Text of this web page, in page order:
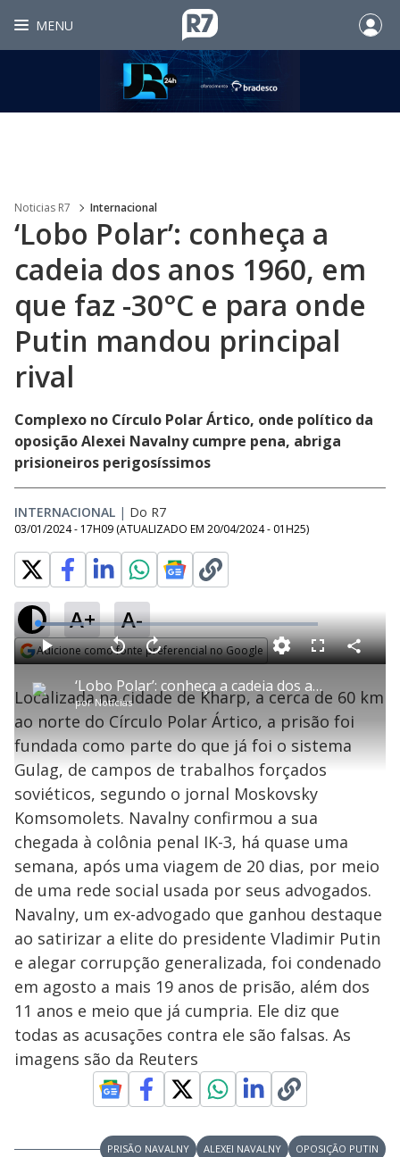
MENU
Noticias R7 Internacional
‘Lobo Polar’: conheça a
cadeia dos anos 1960, em
que faz -30°C e para onde
Putin mandou principal
rival
Complexo no Círculo Polar Ártico, onde político da
oposição Alexei Navalny cumpre pena, abriga
prisioneiros perigosíssimos
INTERNACIONAL | Do R7
03/01/2024 - 17H09 (ATUALIZADO EM 20/04/2024 - 01H25)
A+ A-
Adicione como fonte preferencial no Google
P
l
a
y
V
i
d
e
o
‘Lobo Polar’: conheça a cadeia dos anos 1960, em que faz -30°C e para onde Putin mandou principal rival
porNotícias
P V
l
t
a
r
1
e
g
n
d
s
A
a
n
ç
a
r
s
e
u
n
o
s
M
u
d
o
L
o
a
d
e
6
.
7
0
F
l
s
c
e
n
C
o
a
r
Localizada na cidade de Kharp, a cerca de 60 km
ao norte do Círculo Polar Ártico, a prisão foi
fundada como parte do que já foi o sistema
Gulag, de campos de trabalhos forçados
soviéticos, segundo o jornal Moskovsky
Komsomolets. Navalny confirmou a sua
chegada à colônia penal IK-3, há quase uma
semana, após uma viagem de 20 dias, por meio
de uma rede social usada por seus advogados.
Navalny, um ex-advogado que ganhou destaque
ao satirizar a elite do presidente Vladimir Putin
e alegar corrupção generalizada, foi condenado
em agosto a mais 19 anos de prisão, além dos
11 anos e meio que já cumpria. Ele diz que
todas as acusações contra ele são falsas. As
imagens são da Reuters
PRISÃO NAVALNY ALEXEI NAVALNY OPOSIÇÃO PUTIN